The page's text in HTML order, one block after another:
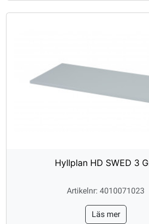
Hyllplan HD SWED 3
Artikelnr: 4010071023
Läs mer